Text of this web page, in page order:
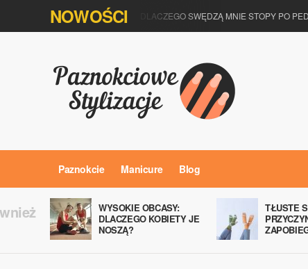
NOWOŚCI DLACZEGO SWĘDZĄ MNIE STOPY PO
Paznokcie Manicure Blog
WYSOKIE OBCASY:
DLACZEGO KOBIETY JE
NOSZĄ?
TŁUSTE